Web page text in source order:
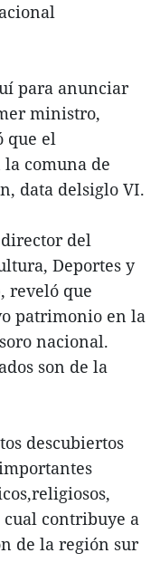
para anunciar
ministro,
que el
la comuna de
data delsiglo VI.
del
Deportes y
reveló que
patrimonio en la
nacional.
son de la
descubiertos
contribuye a
de la región sur